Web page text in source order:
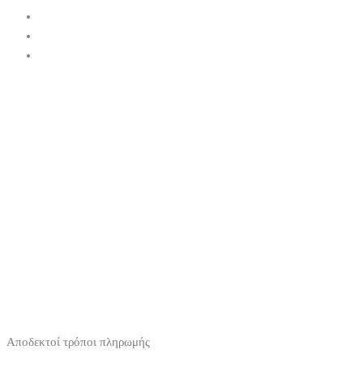
Αποδεκτοί τρόποι πληρωμής